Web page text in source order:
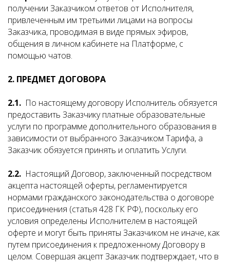
получении Заказчиком ответов от Исполнителя,
привлеченным им третьими лицами на вопросы
Заказчика, проводимая в виде прямых эфиров,
общения в личном кабинете на Платформе, с
помощью чатов.
2. ПРЕДМЕТ ДОГОВОРА
2.1. По настоящему договору Исполнитель обязуется
предоставить Заказчику платные образовательные
услуги по программе дополнительного образования в
зависимости от выбранного Заказчиком Тарифа, а
Заказчик обязуется принять и оплатить Услуги.
2.2. Настоящий Договор, заключенный посредством
акцепта настоящей оферты, регламентируется
нормами гражданского законодательства о договоре
присоединения (статья 428 ГК РФ), поскольку его
условия определены Исполнителем в настоящей
оферте и могут быть приняты Заказчиком не иначе, как
путем присоединения к предложенному Договору в
целом. Совершая акцепт Заказчик подтверждает, что в